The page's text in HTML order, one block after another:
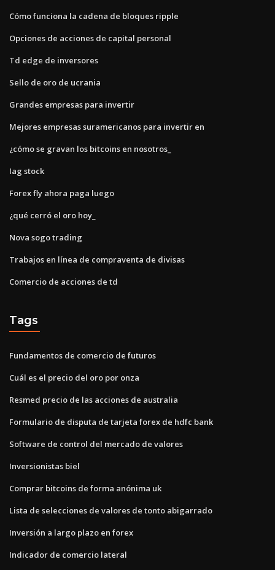
Cómo funciona la cadena de bloques ripple
Opciones de acciones de capital personal
Td edge de inversores
Sello de oro de ucrania
Grandes empresas para invertir
Mejores empresas suramericanos para invertir en
¿cómo se gravan los bitcoins en nosotros_
Iag stock
Forex fly ahora paga luego
¿qué cerró el oro hoy_
Nova sogo trading
Trabajos en línea de compraventa de divisas
Comercio de acciones de td
Tags
Fundamentos de comercio de futuros
Cuál es el precio del oro por onza
Resmed precio de las acciones de australia
Formulario de disputa de tarjeta forex de hdfc bank
Software de control del mercado de valores
Inversionistas biel
Comprar bitcoins de forma anónima uk
Lista de selecciones de valores de tonto abigarrado
Inversión a largo plazo en forex
Indicador de comercio lateral